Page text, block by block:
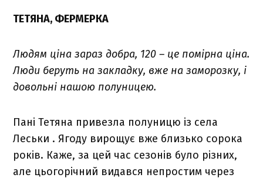
ТЕТЯНА, ФЕРМЕРКА
Людям ціна зараз добра, 120 – це помірна ціна.
Люди беруть на закладку, вже на заморозку, і
довольні нашою полуницею.
Пані Тетяна привезла полуницю із села
Леськи . Ягоду вирощує вже близько сорока
років. Каже, за цей час сезонів було різних,
але цьогорічний видався непростим через